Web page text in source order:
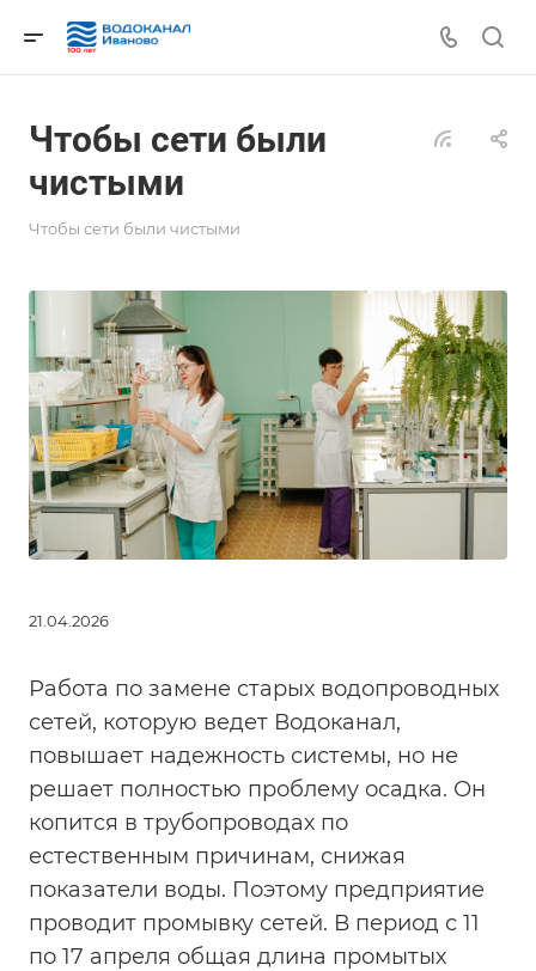
Чтобы сети были
чистыми
Чтобы сети были чистыми
21.04.2026
Работа по замене старых водопроводных
сетей, которую ведет Водоканал,
повышает надежность системы, но не
решает полностью проблему осадка. Он
копится в трубопроводах по
естественным причинам, снижая
показатели воды. Поэтому предприятие
проводит промывку сетей. В период с 11
по 17 апреля общая длина промытых